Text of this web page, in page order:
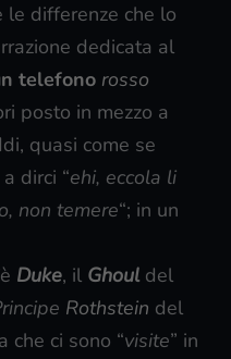
differenze che lo
dedicata al
telefono rosso
posto in mezzo a
quasi come se
dirci “ehi, eccola li
non temere“; in un
Duke, il Ghoul del
Rothstein del
che ci sono “visite” in